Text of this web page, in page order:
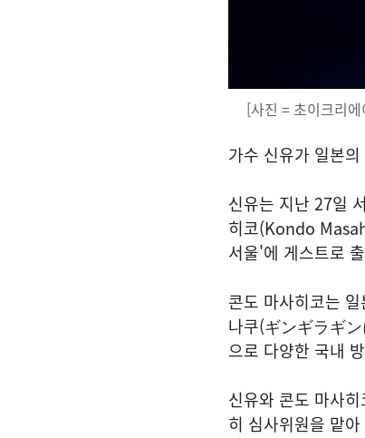
[사진 = 초이크리
가수 신유가 일본
신유는 지난 27일
히코(Kondo
서울'에 게스트로
콘도 마사히코는
나쿠(ギンギラギ
으로 다양한 국내
신유와 콘도 마사
히 심사위원을 맡